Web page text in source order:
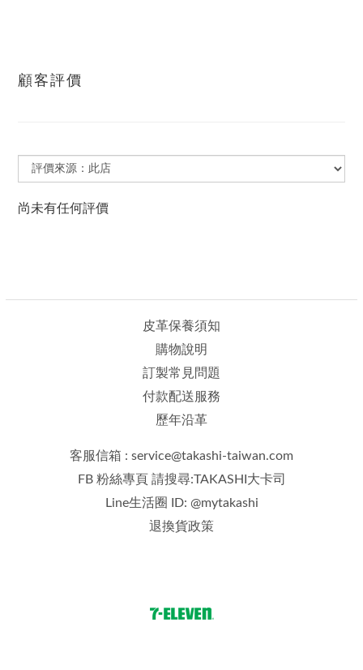
顧客評價
尚未有任何評價
皮革保養須知
購物說明
訂製常見問題
付款配送服務
歷年沿革
客服信箱 : service@takashi-taiwan.com
FB 粉絲專頁 請搜尋:TAKASHI大卡司
Line生活圈 ID: @mytakashi
退換貨政策